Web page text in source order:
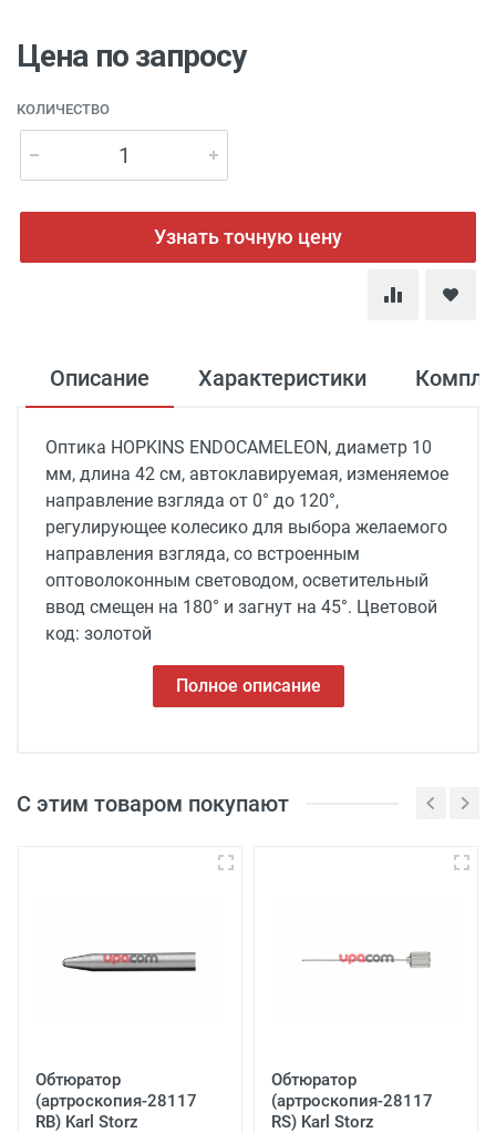
Цена по запросу
КОЛИЧЕСТВО
Узнать точную цену
Описание Характеристики
Оптика HOPKINS ENDOCAMELEON, диаметр 10
мм, длина 42 см, автоклавируемая, изменяемое
направление взгляда от 0° до 120°,
регулирующее колесико для выбора желаемого
направления взгляда, со встроенным
оптоволоконным световодом, осветительный
ввод смещен на 180° и загнут на 45°. Цветовой
код: золотой
Полное описание
С этим товаром покупают
Обтюратор
(артроскопия-28117
RB) Karl Storz
Обтюратор
(артроскопия-28117
RS) Karl Storz